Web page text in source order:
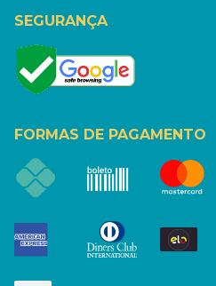
SEGURANÇA
FORMAS DE PAGAMENTO